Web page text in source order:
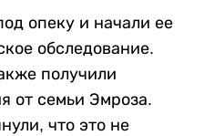
опеку и начали ее
обследование.
получили
от семьи Эмроза.
что это не